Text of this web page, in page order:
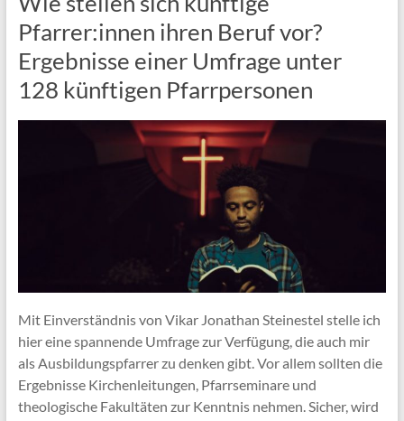
Pfarrer:innen ihren Beruf vor?
Ergebnisse einer Umfrage unter
128 künftigen Pfarrpersonen
Mit Einverständnis von Vikar Jonathan Steinestel stelle ich
hier eine spannende Umfrage zur Verfügung, die auch mir
als Ausbildungspfarrer zu denken gibt. Vor allem sollten die
Ergebnisse Kirchenleitungen, Pfarrseminare und
theologische Fakultäten zur Kenntnis nehmen. Sicher, wird